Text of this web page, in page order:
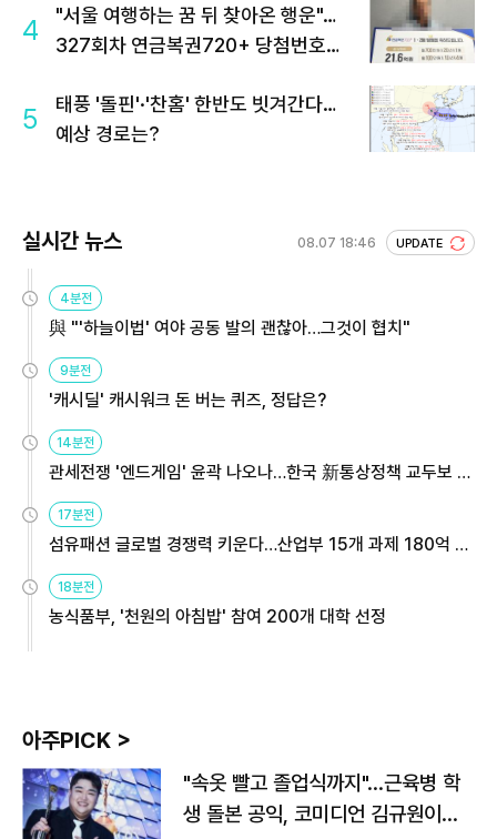
4
"서울 여행하는 꿈 뒤 찾아온 행운"…
327회차 연금복권720+ 당첨번호조
5
태풍 '돌핀'·'찬홈' 한반도 빗겨간다…
예상 경로는?
실시간 뉴스 08.07 18:46 UPDATE
4분전
與 "'하늘이법' 여야 공동 발의 괜찮아…그것이 협치"
9분전
'캐시딜' 캐시워크 돈 버는 퀴즈, 정답은?
14분전
관세전쟁 '엔드게임' 윤곽 나오나…한국 新통상정책 교두보 활
용해야
17분전
섬유패션 글로벌 경쟁력 키운다…산업부 15개 과제 180억 지
원
18분전
농식품부, '천원의 아침밥' 참여 200개 대학 선정
아주PICK >
"속옷 빨고 졸업식까지"…근육병 학
생 돌본 공익, 코미디언 김규원이었